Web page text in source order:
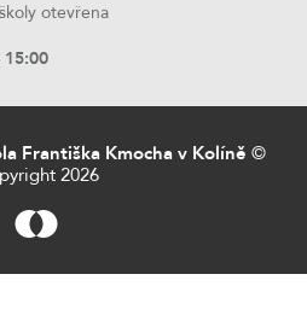
otevřena
15:00
Františka Kmocha v Kolíně ©
2026